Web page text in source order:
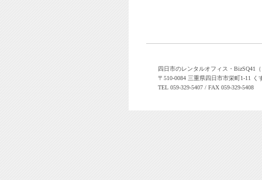
四日市のレンタルオフィス・BizSQ41
〒510-0084 三重県四日市市栄町1-11 く
TEL 059-329-5407 / FAX 059-329-5408